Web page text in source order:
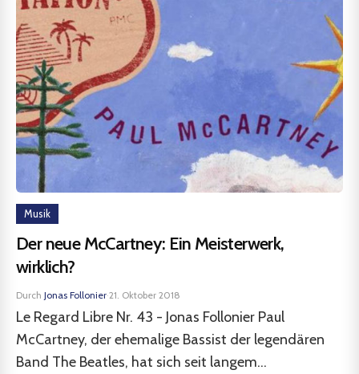
Musik
Der neue McCartney: Ein Meisterwerk,
wirklich?
Durch Jonas Follonier·21. Oktober 2018
Le Regard Libre Nr. 43 - Jonas Follonier Paul
McCartney, der ehemalige Bassist der legendären
Band The Beatles, hat sich seit langem...